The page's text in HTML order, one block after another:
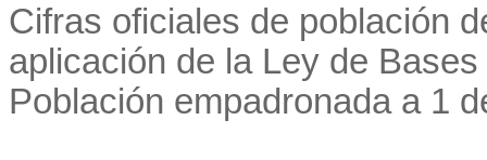
Cifras oficiales de población
aplicación de la Ley de
Población empadronada a 1